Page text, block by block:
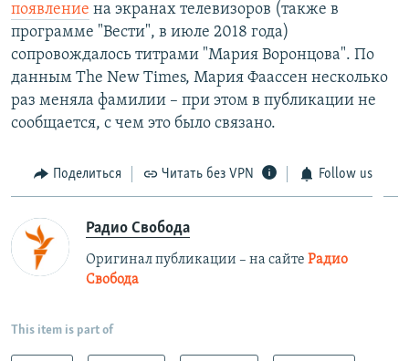
появление на экранах телевизоров (также в
программе "Вести", в июле 2018 года)
сопровождалось титрами "Мария Воронцова". По
данным The New Times, Мария Фаассен несколько
раз меняла фамилии – при этом в публикации не
сообщается, с чем это было связано.
Поделиться Читать без VPN Follow us
Радио Свобода
Оригинал публикации – на сайте Радио
Свобода
This item is part of